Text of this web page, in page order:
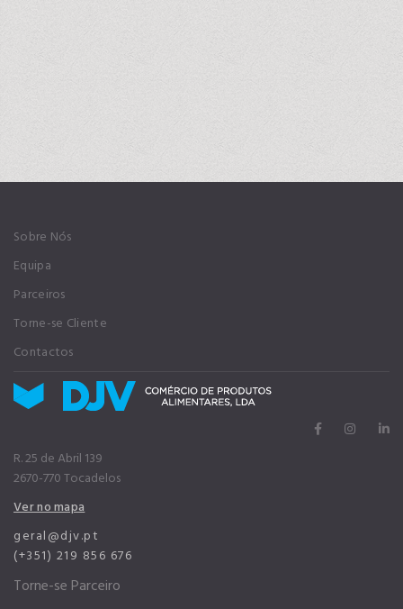
Sobre Nós
Equipa
Parceiros
Torne-se Cliente
Contactos
R. 25 de Abril 139
2670-770 Tocadelos
Ver no mapa
geral@djv.pt
(+351) 219 856 676
Torne-se Parceiro